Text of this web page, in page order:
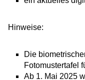
Hinweise:
Die
Fotomustertafel
Ab 1. Mai 2025